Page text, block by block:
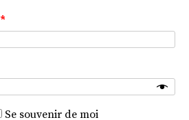
*
Se souvenir de moi